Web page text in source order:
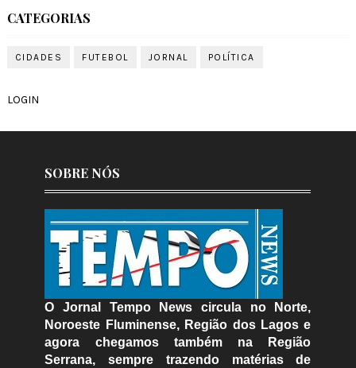
CATEGORIAS
CIDADES FUTEBOL JORNAL POLÍTICA
LOGIN
SOBRE NÓS
O Jornal Tempo News circula no Norte,
Noroeste Fluminense, Região dos Lagos e
agora chegamos também na Região
Serrana, sempre trazendo matérias de